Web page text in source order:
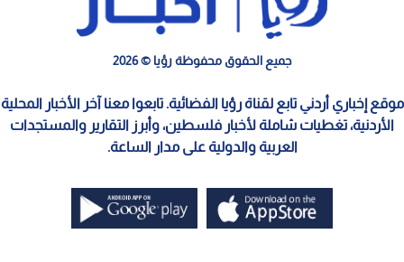
جميع الحقوق محفوظة رؤيا © 2026
موقع إخباري أردني تابع لقناة رؤيا الفضائية. تابعوا معنا آخر الأخبار المحلية
الأردنية، تغطيات شاملة لأخبار فلسطين، وأبرز التقارير والمستجدات
العربية والدولية على مدار الساعة.